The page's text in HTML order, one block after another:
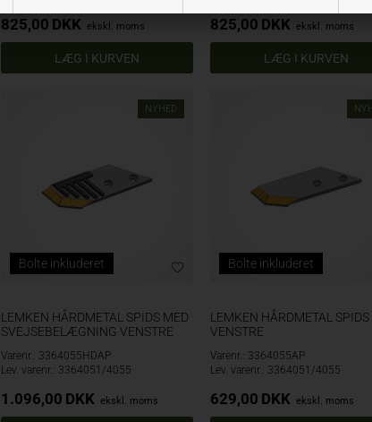
825,00 DKK ekskl. moms 825,00 DKK ekskl. moms
NYHED
Bolte inkluderet
LEMKEN HÅRDMETAL SPIDS MED
SVEJSEBELÆGNING VENSTRE
Varenr.: 3364055HDAP
Lev. varenr.: 3364051/4055
1.096,00 DKK ekskl. moms
Bolte inkluderet
LEMKEN HÅRDMETAL SPIDS
VENSTRE
Varenr.: 3364055AP
Lev. varenr.: 3364051/4055
629,00 DKK ekskl. moms